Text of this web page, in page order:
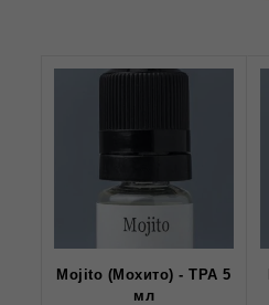
Mojito (Мохито) - TPA 5
мл